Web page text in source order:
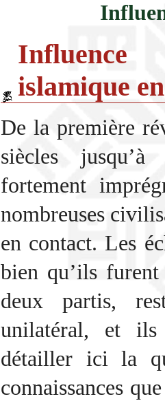
islamique
De la première
siècles
fortement
nombreuses
en contact. Les
bien qu’ils
deux partis,
unilatéral, et ils
détailler ici la
connaissances